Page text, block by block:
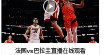
法国vs巴拉圭直播在线观看